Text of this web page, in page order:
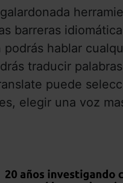
barreras
hablar
traducir
puede
elegir una voz